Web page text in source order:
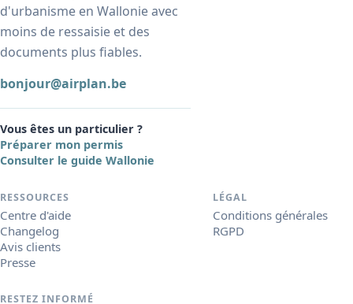
d'urbanisme en Wallonie avec
moins de ressaisie et des
documents plus fiables.
bonjour@airplan.be
Vous êtes un particulier ?
Préparer mon permis
Consulter le guide Wallonie
RESSOURCES
Centre d'aide
Changelog
Avis clients
Presse
LÉGAL
Conditions générales
RGPD
RESTEZ INFORMÉ